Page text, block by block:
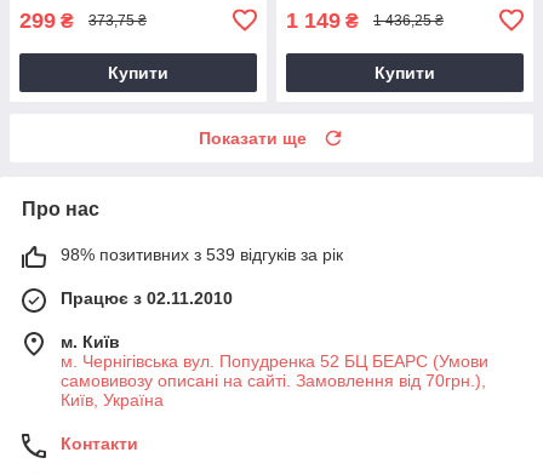
299 ₴ 373,75 ₴
Купити
1 149 ₴ 1 436,25 ₴
Купити
Показати ще
Про нас
98% позитивних з 539 відгуків за рік
Працює з 02.11.2010
м. Київ
м. Чернігівська вул. Попудренка 52 БЦ БЕАРС (Умови
самовивозу описані на сайті. Замовлення від 70грн.),
Київ, Україна
Контакти